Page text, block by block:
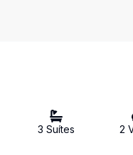
3 Suítes 2